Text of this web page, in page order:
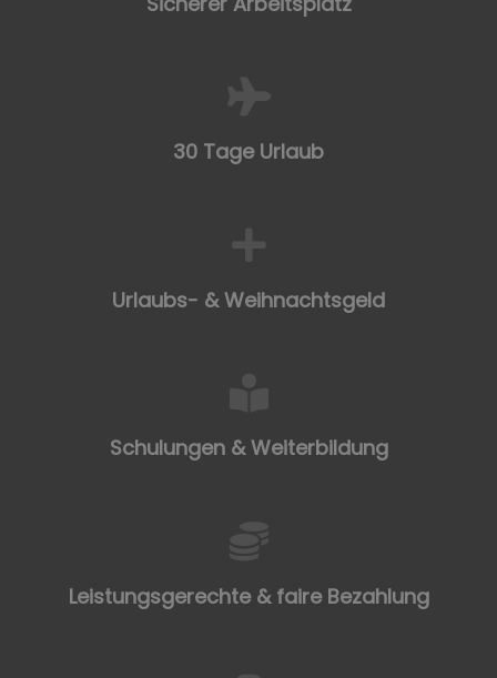
30 Tage Urlaub
Urlaubs- & Weihnachtsgeld
Schulungen & Weiterbildung
Leistungsgerechte & faire Bezahlung